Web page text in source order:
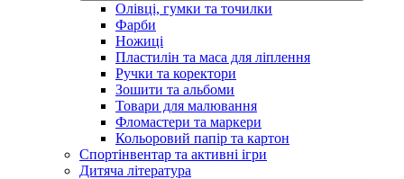
Олівці, гумки та точилки
Фарби
Ножиці
Пластилін та маса для ліплення
Ручки та коректори
Зошити та альбоми
Товари для малювання
Фломастери та маркери
Кольоровий папір та картон
Спортінвентар та активні ігри
Дитяча література